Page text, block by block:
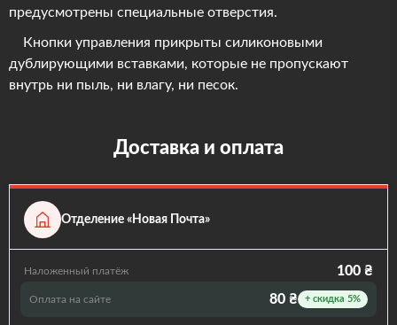
предусмотрены специальные отверстия.
Кнопки управления прикрыты силиконовыми
дублирующими вставками, которые не пропускают
внутрь ни пыль, ни влагу, ни песок.
Доставка и оплата
Отделение «Новая Почта»
Наложенный платёж 100 ₴
Оплата на сайте 80 ₴ + скидка 5%